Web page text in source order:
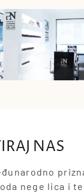
NAS
nege lica i